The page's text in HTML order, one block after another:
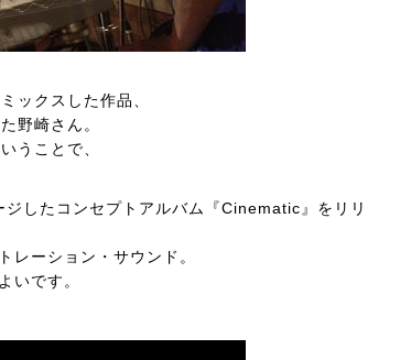
ックスした作品、
野崎さん。
うことで、
したコンセプトアルバム『Cinematic』をリリ
レーション・サウンド。
いです。